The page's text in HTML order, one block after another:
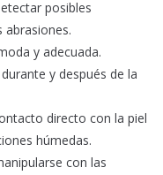
posibles
y adecuada.
y después de la
directo con la piel
húmedas.
con las